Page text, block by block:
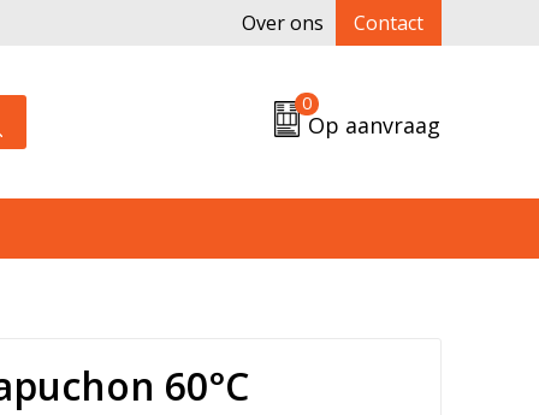
Over ons Contact
0
Op aanvraag
60°C